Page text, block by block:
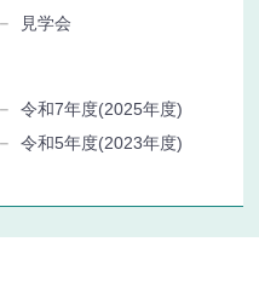
見学会
令和7年度(2025年度)
令和5年度(2023年度)